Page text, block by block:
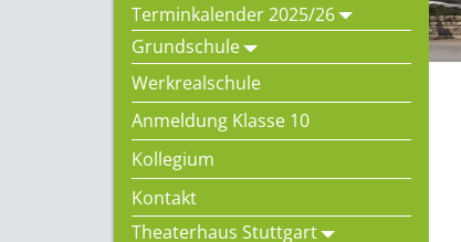
Terminkalender 2025/26
Grundschule
Werkrealschule
Anmeldung Klasse 10
Kollegium
Kontakt
Theaterhaus Stuttgart